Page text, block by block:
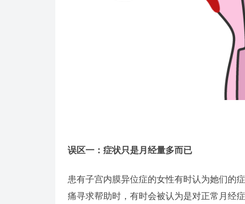
误区一：症状只是月经量多而已
患有子宫内膜异位症的女性有时认为她们的
痛寻求帮助时，有时会被认为是对正常月经